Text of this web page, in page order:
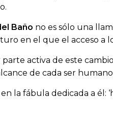
Baño no es sólo una
en el que el acceso a
activa de este
de cada ser
la fábula dedicada a él: